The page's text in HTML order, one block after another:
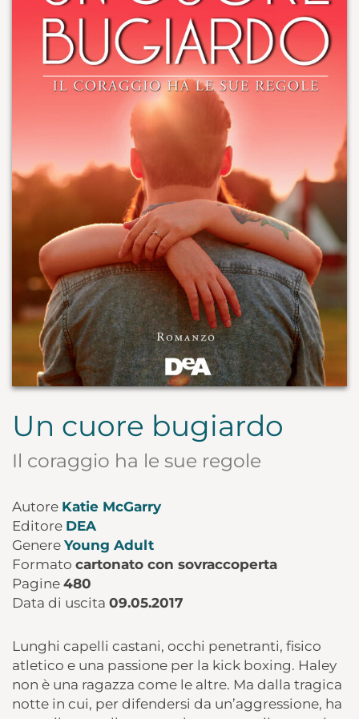
Un cuore bugiardo
Il coraggio ha le sue regole
Autore Katie McGarry
Editore DEA
Genere Young Adult
Formato cartonato con sovraccoperta
Pagine 480
Data di uscita 09.05.2017
Lunghi capelli castani, occhi penetranti, fisico
atletico e una passione per la kick boxing. Haley
non è una ragazza come le altre. Ma dalla tragica
notte in cui, per difendersi da un’aggressione, ha